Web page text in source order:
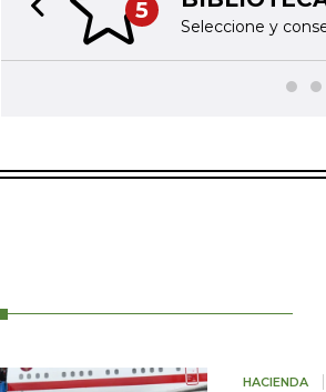
5
Seleccione y
Previous slide
HACIENDA